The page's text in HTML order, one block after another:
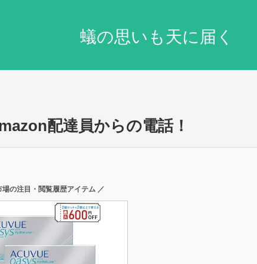
蟻の思いも天に届く
配達員からの電話！
場の注目・閲覧履歴アイテム ／